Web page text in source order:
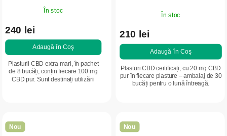
În stoc
240 lei
Adaugă în Coş
Plasturii CBD extra mari, în pachet
de 8 bucăți, conțin fiecare 100 mg
CBD pur. Sunt destinați utilizării
În stoc
210 lei
Adaugă în Coş
Plasturi CBD certificați, cu 20 mg CBD
pur în fiecare plasture – ambalaj de 30
bucăți pentru o lună întreagă.
Nou Nou